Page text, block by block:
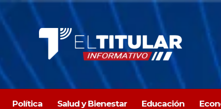
Política Salud y Bienestar Educación